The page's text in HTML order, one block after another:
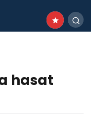
hasat
Dört Ödül